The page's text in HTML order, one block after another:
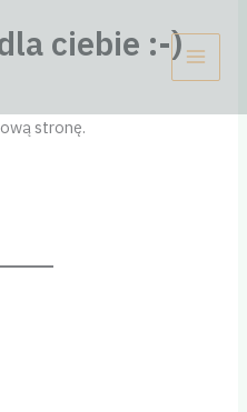
ciebie :-)
stronę.